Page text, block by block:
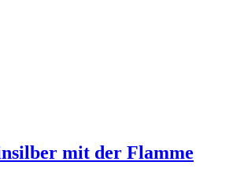
mit der Flamme